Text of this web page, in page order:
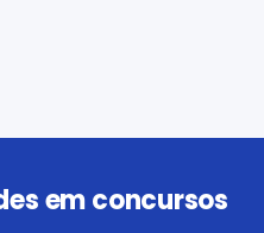
em concursos